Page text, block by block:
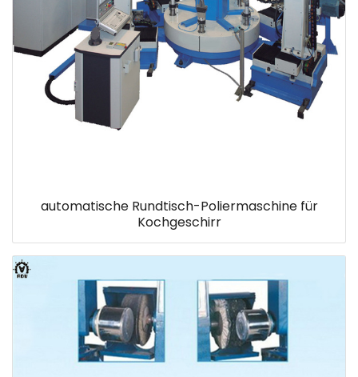
automatische Rundtisch-Poliermaschine für
Kochgeschirr